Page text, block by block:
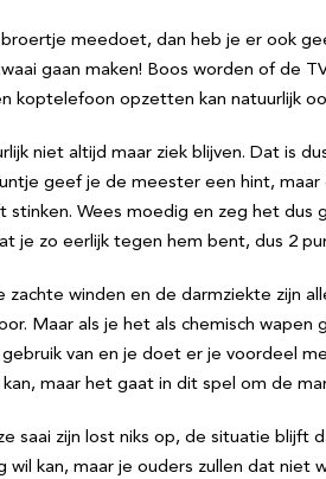
meedoet, dan heb je er ook
gaan maken! Boos worden of de
koptelefoon opzetten kan natuurlijk
niet altijd maar ziek blijven. Dat is
geef je de meester een hint,
stinken. Wees moedig en zeg het dus
je zo eerlijk tegen hem bent, dus 2
zachte winden en de darmziekte zijn
Maar als je het als chemisch
gebruik van en je doet er je voordeel
maar het gaat in dit spel om de
saai zijn lost niks op, de situatie blijft
wil kan, maar je ouders zullen dat niet